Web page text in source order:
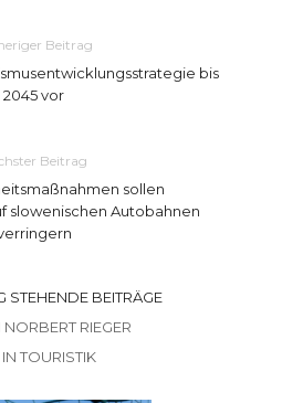
Beitrag
bis
2045 vor
Beitrag
sollen
slowenischen Autobahnen
STEHENDE BEITRÄGE
RIEGER
TOURISTIK